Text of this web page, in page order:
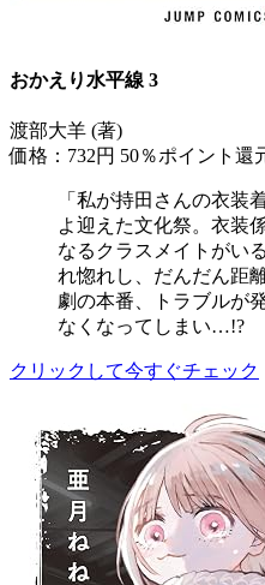
おかえり水平線 3
渡部大羊 (著)
価格：732円 50％ポイント還
「私が持田さんの衣
よ迎えた文化祭。衣装
なるクラスメイトがい
れ惚れし、だんだん距
劇の本番、トラブルが
なくなってしまい…!?
クリックして今すぐチェック